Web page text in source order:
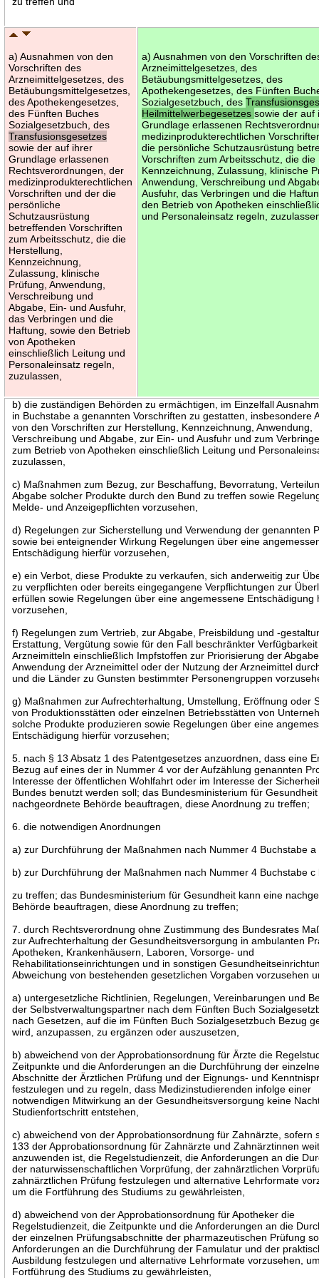
a) Ausnahmen von den
Vorschriften des
Arzneimittelgesetzes, des
Betäubungsmittelgesetzes,
des Apothekengesetzes,
des Fünften Buches
Sozialgesetzbuch, des
Transfusionsgesetzes
sowie der auf ihrer
Grundlage erlassenen
Rechtsverordnungen, der
medizinprodukterechtlichen
Vorschriften und der die
persönliche
Schutzausrüstung
betreffenden Vorschriften
zum Arbeitsschutz, die die
Herstellung,
Kennzeichnung,
Zulassung, klinische
Prüfung, Anwendung,
Verschreibung und
Abgabe, Ein- und Ausfuhr,
das Verbringen und die
Haftung, sowie den Betrieb
von Apotheken
einschließlich Leitung und
Personaleinsatz regeln,
zuzulassen,
a) Ausnahmen von den Vorschriften
Arzneimittelgesetzes, des
Betäubungsmittelgesetzes, des
Apothekengesetzes, des Fünften
Sozialgesetzbuch, des
Heilmittelwerbegesetzessowie der auf
Grundlage erlassenen
medizinprodukterechtlichen
die persönliche Schutzausrüstung
Vorschriften zum Arbeitsschutz, die
Kennzeichnung, Zulassung, klinische
Anwendung, Verschreibung und
Ausfuhr, das Verbringen und die
den Betrieb von Apotheken
und Personaleinsatz regeln,
b) die zuständigen Behörden zu ermächtigen, im Einzelfall
in Buchstabe a genannten Vorschriften zu gestatten, insbesondere
von den Vorschriften zur Herstellung, Kennzeichnung, Anwendung,
Verschreibung und Abgabe, zur Ein- und Ausfuhr und zum
zum Betrieb von Apotheken einschließlich Leitung und
zuzulassen,
c) Maßnahmen zum Bezug, zur Beschaffung, Bevorratung,
Abgabe solcher Produkte durch den Bund zu treffen sowie
Melde- und Anzeigepflichten vorzusehen,
d) Regelungen zur Sicherstellung und Verwendung der genannten
sowie bei enteignender Wirkung Regelungen über eine
Entschädigung hierfür vorzusehen,
e) ein Verbot, diese Produkte zu verkaufen, sich anderweitig zur
zu verpflichten oder bereits eingegangene Verpflichtungen zur
erfüllen sowie Regelungen über eine angemessene Entschädigung
vorzusehen,
f) Regelungen zum Vertrieb, zur Abgabe, Preisbildung und -
Erstattung, Vergütung sowie für den Fall beschränkter
Arzneimitteln einschließlich Impfstoffen zur Priorisierung der
Anwendung der Arzneimittel oder der Nutzung der Arzneimittel
und die Länder zu Gunsten bestimmter Personengruppen
g) Maßnahmen zur Aufrechterhaltung, Umstellung, Eröffnung oder
von Produktionsstätten oder einzelnen Betriebsstätten von
solche Produkte produzieren sowie Regelungen über eine
Entschädigung hierfür vorzusehen;
5. nach § 13 Absatz 1 des Patentgesetzes anzuordnen, dass eine
Bezug auf eines der in Nummer 4 vor der Aufzählung genannten
Interesse der öffentlichen Wohlfahrt oder im Interesse der
Bundes benutzt werden soll; das Bundesministerium für
nachgeordnete Behörde beauftragen, diese Anordnung zu treffen;
6. die notwendigen Anordnungen
a) zur Durchführung der Maßnahmen nach Nummer 4 Buchstabe a
b) zur Durchführung der Maßnahmen nach Nummer 4 Buchstabe c
zu treffen; das Bundesministerium für Gesundheit kann eine
Behörde beauftragen, diese Anordnung zu treffen;
7. durch Rechtsverordnung ohne Zustimmung des Bundesrates
zur Aufrechterhaltung der Gesundheitsversorgung in ambulanten
Apotheken, Krankenhäusern, Laboren, Vorsorge- und
Rehabilitationseinrichtungen und in sonstigen
Abweichung von bestehenden gesetzlichen Vorgaben vorzusehen
a) untergesetzliche Richtlinien, Regelungen, Vereinbarungen und
der Selbstverwaltungspartner nach dem Fünften Buch
nach Gesetzen, auf die im Fünften Buch Sozialgesetzbuch Bezug
wird, anzupassen, zu ergänzen oder auszusetzen,
b) abweichend von der Approbationsordnung für Ärzte die
Zeitpunkte und die Anforderungen an die Durchführung der
Abschnitte der Ärztlichen Prüfung und der Eignungs- und
festzulegen und zu regeln, dass Medizinstudierenden infolge einer
notwendigen Mitwirkung an der Gesundheitsversorgung keine
Studienfortschritt entstehen,
c) abweichend von der Approbationsordnung für Zahnärzte, sofern
133 der Approbationsordnung für Zahnärzte und Zahnärztinnen
anzuwenden ist, die Regelstudienzeit, die Anforderungen an die
der naturwissenschaftlichen Vorprüfung, der zahnärztlichen
zahnärztlichen Prüfung festzulegen und alternative Lehrformate
um die Fortführung des Studiums zu gewährleisten,
d) abweichend von der Approbationsordnung für Apotheker die
Regelstudienzeit, die Zeitpunkte und die Anforderungen an die
der einzelnen Prüfungsabschnitte der pharmazeutischen Prüfung
Anforderungen an die Durchführung der Famulatur und der
Ausbildung festzulegen und alternative Lehrformate vorzusehen,
Fortführung des Studiums zu gewährleisten,